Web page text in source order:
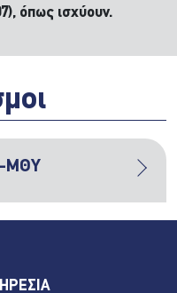
όπως ισχύουν.
ΜΘΥ